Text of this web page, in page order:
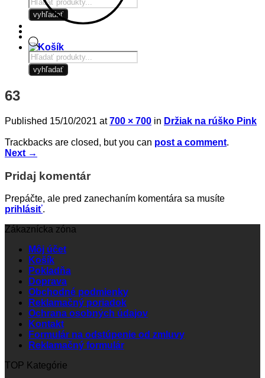
search
vyhľadať
Products
search
vyhľadať
63
Published 15/10/2021 at700 × 700 in Držiak na rúško Pink
Trackbacks are closed, but you can post a comment.
Next →
Pridaj komentár
Prepáčte, ale pred zanechaním komentára sa musíte
prihlásiť.
Zákaznícka zóna
Môj účet
Košík
Pokladňa
Doprava
Obchodné podmienky
Reklamačný poriadok
Ochrana osobných údajov
Kontakt
Formulár na odstúpenie od zmluvy
Reklamačný formulár
TOP Kategórie